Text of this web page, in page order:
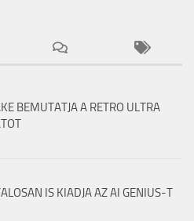
BEMUTATJA A RETRO ULTRA
IS KIADJA AZ AI GENIUS-T